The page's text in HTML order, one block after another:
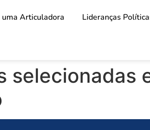
uma Articuladora Lideranças
selecionadas